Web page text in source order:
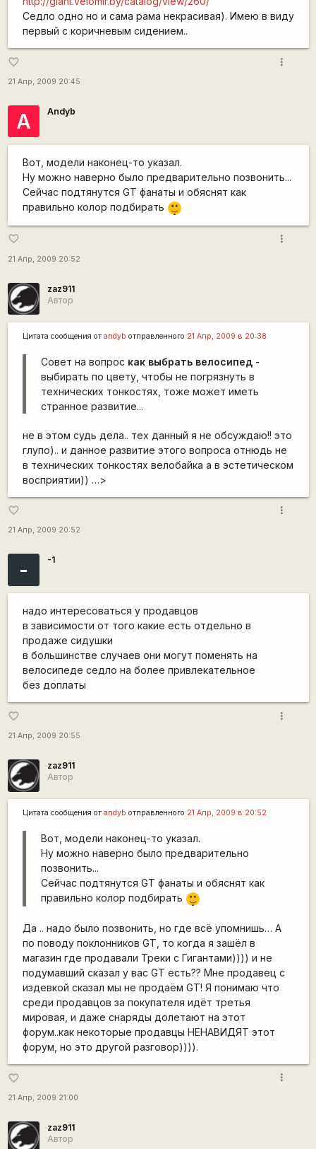
Седло одно но и сама рама некрасивая). Имею в виду
первый с коричневым сидением..
favorite_border
21 Апр, 2009 20:45
more_vert
А Andyb
Вот, модели наконец-то указал.
Ну можно наверно было предварительно позвонить...
Сейчас подтянутся GT фанаты и обяснят как
правильно колор подбирать
|-)
_)
favorite_border
21 Апр, 2009 20:52
more_vert
zaz911
Автор
Цитата сообщения от andyb отправленного 21 Апр, 2009 в 20:38
Совет на вопрос как выбрать велосипед-
выбирать по цвету, чтобы не погрязнуть в
технических тонкостях, тоже может иметь
странное развитие...
не в этом судь дела.. тех данный я не обсуждаю!! это
глупо).. и данное развитие этого вопроса отнюдь не
в технических тонкостях велобайка а в эстетическом
восприятии)) …>
favorite_border
21 Апр, 2009 20:52
more_vert
- -1
надо интересоваться у продавцов
в зависимости от того какие есть отдельно в
продаже сидушки
в большинстве случаев они могут поменять на
велосипеде седло на более привлекательное
без доплаты
favorite_border
21 Апр, 2009 20:55
more_vert
zaz911
Автор
Цитата сообщения от andyb отправленного 21 Апр, 2009 в 20:52
Вот, модели наконец-то указал.
Ну можно наверно было предварительно
позвонить...
Сейчас подтянутся GT фанаты и обяснят как
правильно колор подбирать
|-)
_)
Да .. надо было позвонить, но где всё упомнишь… А
по поводу поклонников GT, то когда я зашёл в
магазин где продавали Треки с Гигантами)))) и не
подумавший сказал у вас GT есть?? Мне продавец с
издевкой сказал мы не продаём GT! Я понимаю что
среди продавцов за покупателя идёт третья
мировая, и даже снаряды долетают на этот
форум..как некоторые продавцы НЕНАВИДЯТ этот
форум, но это другой разговор)))).
favorite_border
21 Апр, 2009 21:00
more_vert
zaz911
Автор